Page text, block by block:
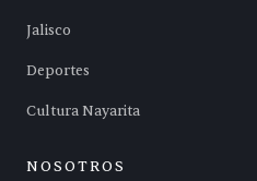
Jalisco
Deportes
Cultura Nayarita
NOSOTROS